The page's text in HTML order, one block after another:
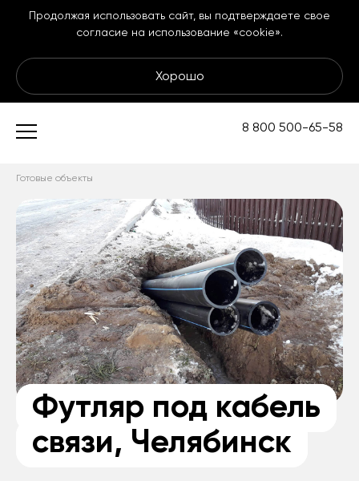
Продолжая использовать сайт, вы подтверждаете свое
согласие на использование «cookie».
Хорошо
8 800 500-65-58
Готовые объекты
Футляр под кабель
связи, Челябинск